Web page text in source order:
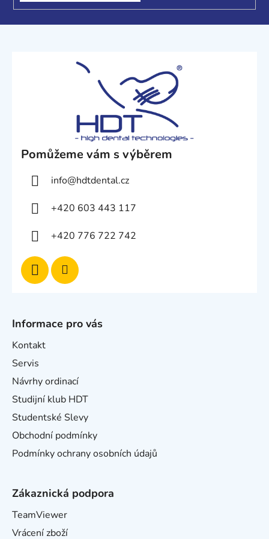
u
Pomůžeme vám s výběrem
info@hdtdental.cz
+420 603 443 117
+420 776 722 742
Informace pro vás
Kontakt
Servis
Návrhy ordinací
Studijní klub HDT
Studentské Slevy
Obchodní podmínky
Podmínky ochrany osobních údajů
Zákaznická podpora
TeamViewer
Vrácení zboží